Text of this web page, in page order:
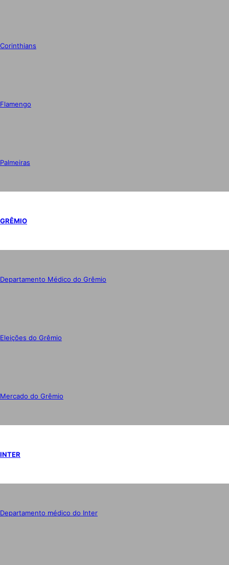
Corinthians
Flamengo
Palmeiras
GRÊMIO
Departamento Médico do Grêmio
Eleições do Grêmio
Mercado do Grêmio
INTER
Departamento médico do Inter